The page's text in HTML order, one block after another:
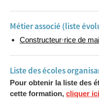
Métier associé (liste
Constructeur·rice de
Liste des écoles
Pour obtenir la liste des
cette formation, cliquer ici